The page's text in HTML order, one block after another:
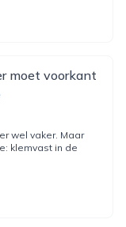
moet voorkant
wel vaker. Maar
klemvast in de